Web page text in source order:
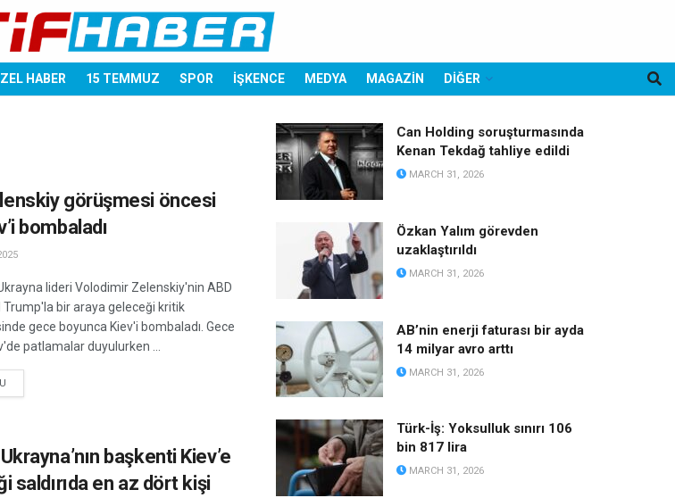
HABER 15 TEMMUZ SPOR İŞKENCE MEDYA MAGAZİN DİĞER
görüşmesi öncesi
bombaladı
lideri Volodimir Zelenskiy'nin ABD
Trump'la bir araya geleceği kritik
gece boyunca Kiev'i bombaladı. Gece
patlamalar duyulurken ...
Ukrayna’nın başkenti Kiev’e
saldırıda en az dört kişi
Can Holding soruşturmasında
Kenan Tekdağ tahliye edildi
MARCH 31, 2026
Özkan Yalım görevden
uzaklaştırıldı
MARCH 31, 2026
AB’nin enerji faturası bir ayda
14 milyar avro arttı
MARCH 31, 2026
Türk-İş: Yoksulluk sınırı 106
bin 817 lira
MARCH 31, 2026